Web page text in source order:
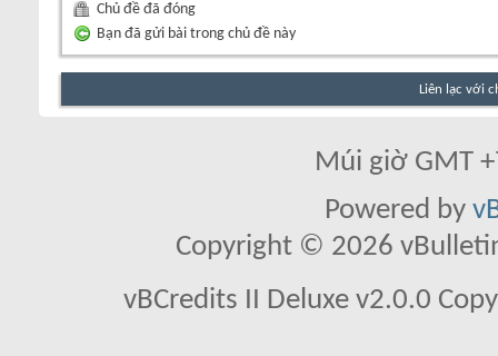
Chủ đề đã đóng
Bạn đã gửi bài trong chủ đề này
Liên lạc với
Múi giờ GMT
Powered by
Copyright © 2026
vBCredits II Deluxe v2.0.0